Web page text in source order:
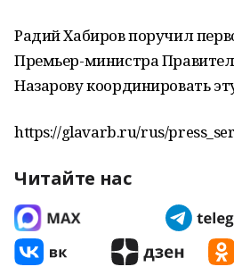
Радий Хабиров поручил
Премьер-министра
Назарову координировать
https://glavarb.ru/rus/
Читайте нас